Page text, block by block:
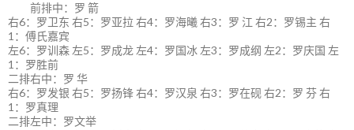
前排中：罗 箭
右6：罗卫东 右5：罗亚拉 右4：罗海曦 右3：罗 江 右2：罗锡主 右
1：傅氏嘉宾
左6：罗训森 左5：罗成龙 左4：罗国冰 左3：罗成纲 左2：罗庆国 左
1：罗胜前
二排右中：罗 华
右6：罗发银 右5：罗扬锋 右4：罗汉泉 右3：罗在砚 右2：罗 芬 右
1：罗真理
二排左中：罗文举